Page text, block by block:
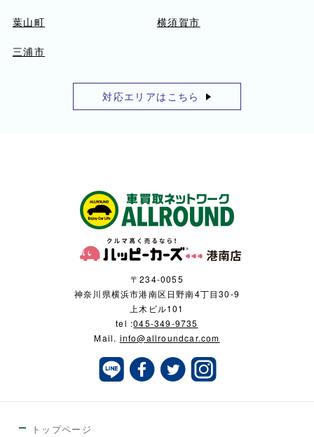
葉山町 横須賀市
三浦市
対応エリアはこちら
〒234-0055
神奈川県横浜市港南区日野南4丁目30-9
上木ビル101
tel :045-349-9735
Mail. info@allroundcar.com
トップページ